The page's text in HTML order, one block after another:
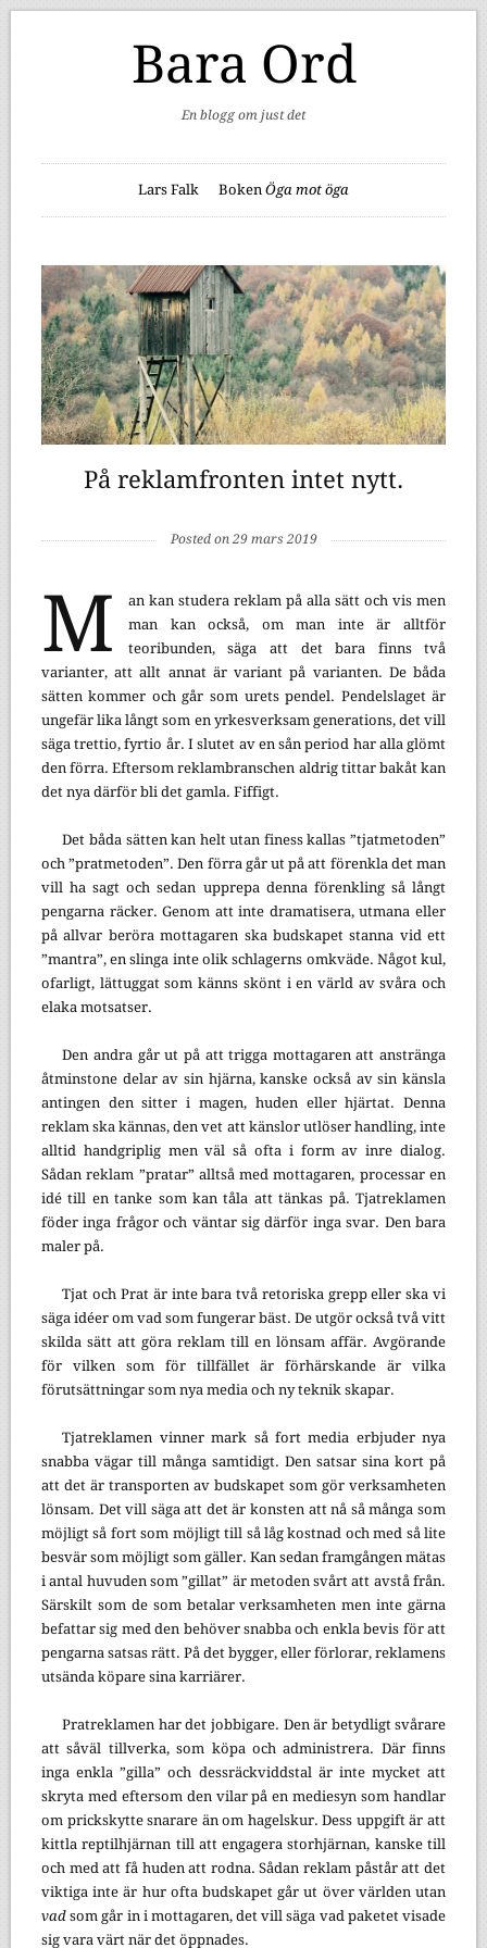
Bara Ord
En blogg om just det
Lars Falk Boken Öga mot öga
På reklamfronten intet nytt.
Posted on 29 mars 2019
M
an kan studera reklam på alla sätt och vis men
man kan också, om man inte är alltför
teoribunden, säga att det bara finns två
varianter, att allt annat är variant på varianten. De båda
sätten kommer och går som urets pendel. Pendelslaget är
ungefär lika långt som en yrkesverksam generations, det vill
säga trettio, fyrtio år. I slutet av en sån period har alla glömt
den förra. Eftersom reklambranschen aldrig tittar bakåt kan
det nya därför bli det gamla. Fiffigt.
Det båda sätten kan helt utan finess kallas ”tjatmetoden”
och ”pratmetoden”. Den förra går ut på att förenkla det man
vill ha sagt och sedan upprepa denna förenkling så långt
pengarna räcker. Genom att inte dramatisera, utmana eller
på allvar beröra mottagaren ska budskapet stanna vid ett
”mantra”, en slinga inte olik schlagerns omkväde. Något kul,
ofarligt, lättuggat som känns skönt i en värld av svåra och
elaka motsatser.
Den andra går ut på att trigga mottagaren att anstränga
åtminstone delar av sin hjärna, kanske också av sin känsla
antingen den sitter i magen, huden eller hjärtat. Denna
reklam ska kännas, den vet att känslor utlöser handling, inte
alltid handgriplig men väl så ofta i form av inre dialog.
Sådan reklam ”pratar” alltså med mottagaren, processar en
idé till en tanke som kan tåla att tänkas på. Tjatreklamen
föder inga frågor och väntar sig därför inga svar. Den bara
maler på.
Tjat och Prat är inte bara två retoriska grepp eller ska vi
säga idéer om vad som fungerar bäst. De utgör också två vitt
skilda sätt att göra reklam till en lönsam affär. Avgörande
för vilken som för tillfället är förhärskande är vilka
förutsättningar som nya media och ny teknik skapar.
Tjatreklamen vinner mark så fort media erbjuder nya
snabba vägar till många samtidigt. Den satsar sina kort på
att det är transporten av budskapet som gör verksamheten
lönsam. Det vill säga att det är konsten att nå så många som
möjligt så fort som möjligt till så låg kostnad och med så lite
besvär som möjligt som gäller. Kan sedan framgången mätas
i antal huvuden som ”gillat” är metoden svårt att avstå från.
Särskilt som de som betalar verksamheten men inte gärna
befattar sig med den behöver snabba och enkla bevis för att
pengarna satsas rätt. På det bygger, eller förlorar, reklamens
utsända köpare sina karriärer.
Pratreklamen har det jobbigare. Den är betydligt svårare
att såväl tillverka, som köpa och administrera. Där finns
inga enkla ”gilla” och dessräckviddstal är inte mycket att
skryta med eftersom den vilar på en mediesyn som handlar
om prickskytte snarare än om hagelskur. Dess uppgift är att
kittla reptilhjärnan till att engagera storhjärnan, kanske till
och med att få huden att rodna. Sådan reklam påstår att det
viktiga inte är hur ofta budskapet går ut över världen utan
vadsom går in i mottagaren, det vill säga vad paketet visade
sig vara värt när det öppnades.